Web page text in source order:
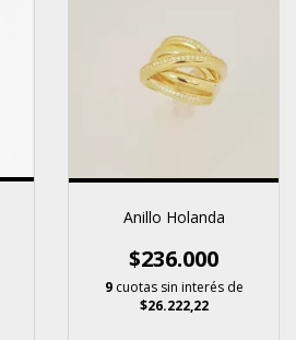
Anillo Holanda
$236.000
9 cuotas sin interés de
$26.222,22